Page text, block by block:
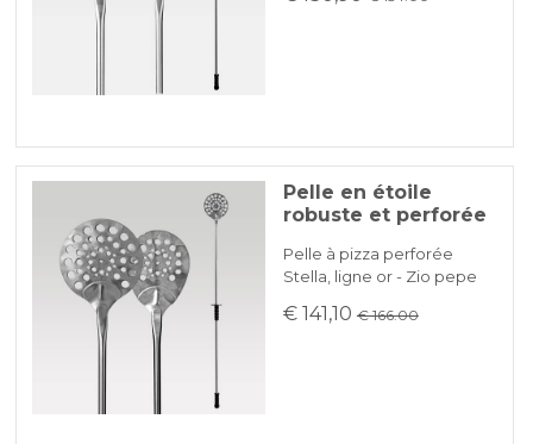
Pelle en étoile
robuste et perforée
Pelle à pizza perforée
Stella, ligne or - Zio pepe
€ 141,10 € 166.00